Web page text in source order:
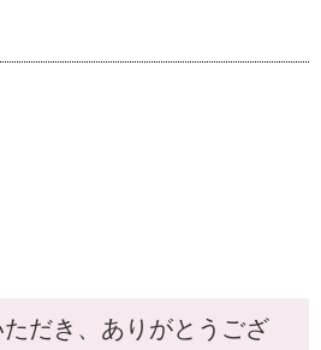
て頂きたいのが、今回ご紹介さ
だき、ありがとうござ